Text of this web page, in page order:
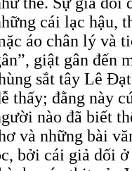
cái lạc hậu,
áo chân lý và
giật gân đến
sắt tây Lê
thấy; đằng này
nào đã biết
và những bài
bởi cái giả dối